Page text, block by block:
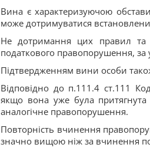
Вина є характеризуючою
може дотримуватися
Не дотримання цих правил
податкового правопорушення,
Підтвердженням вини особи
Відповідно до п.111.4 ст.111
якщо вона уже була притягнута
аналогічне правопорушення.
Повторність вчинення
значно вищою ніж за вчинення